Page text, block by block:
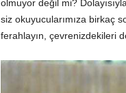
olmuyor değil mi?
siz okuyucularımıza birkaç
ferahlayın, çevrenizdekileri